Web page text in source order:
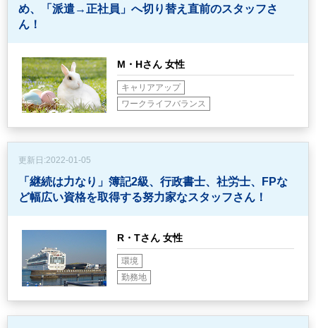
め、
「派遣→正社員」へ切り替え直前のスタッフさ
ん！
M・Hさん 女性
キャリアアップ
ワークライフバランス
更新日:2022-01-05
「継続は力なり」簿記2級、行政書士、社労士、FPな
ど幅広い資格を取得する努力家なスタッフさん！
R・Tさん 女性
環境
勤務地